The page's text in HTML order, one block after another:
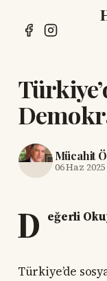
Mücahit
06 Haz 2025
D eğerli
Türkiye’de